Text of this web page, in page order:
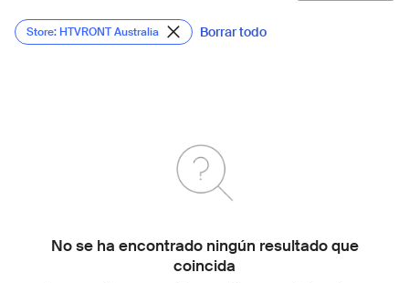
Store: HTVRONT Australia Borrar todo
No se ha encontrado ningún resultado que
coincida